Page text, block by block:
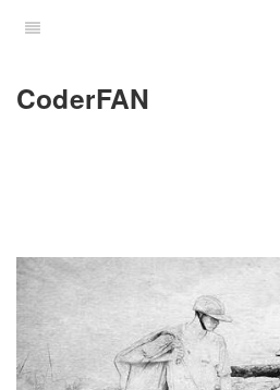
CoderFAN